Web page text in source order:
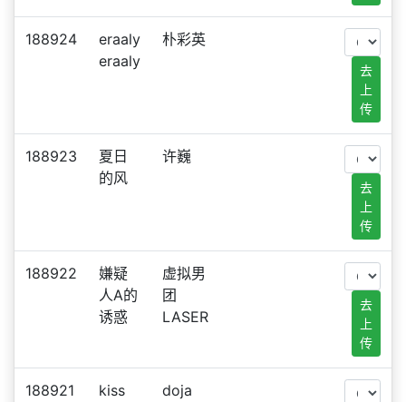
188924
eraaly
eraaly
朴彩英
去
上
传
188923
夏日
的风
许巍
去
上
传
188922
嫌疑
人A的
诱惑
虚拟男
团
LASER
去
上
传
188921
kiss
doja